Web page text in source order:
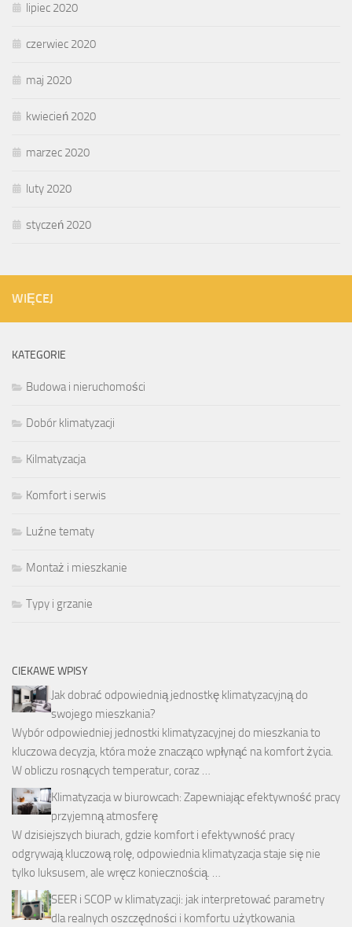
lipiec 2020
czerwiec 2020
maj 2020
kwiecień 2020
marzec 2020
luty 2020
styczeń 2020
WIĘCEJ
KATEGORIE
Budowa i nieruchomości
Dobór klimatyzacji
Kilmatyzacja
Komfort i serwis
Luźne tematy
Montaż i mieszkanie
Typy i grzanie
CIEKAWE WPISY
Jak dobrać odpowiednią jednostkę klimatyzacyjną do
swojego mieszkania?
Wybór odpowiedniej jednostki klimatyzacyjnej do mieszkania to
kluczowa decyzja, która może znacząco wpłynąć na komfort życia.
W obliczu rosnących temperatur, coraz …
Klimatyzacja w biurowcach: Zapewniając efektywność pracy
przyjemną atmosferę
W dzisiejszych biurach, gdzie komfort i efektywność pracy
odgrywają kluczową rolę, odpowiednia klimatyzacja staje się nie
tylko luksusem, ale wręcz koniecznością. …
SEER i SCOP w klimatyzacji: jak interpretować parametry
dla realnych oszczędności i komfortu użytkowania